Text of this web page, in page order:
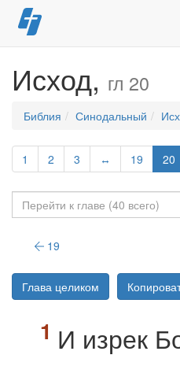
Перейти
к
Исход, гл 20
Библия Синодальный
1 2 3 ↔ 19 20
19
Глава целиком
И изрек